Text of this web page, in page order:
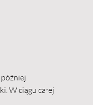
W ciągu całej